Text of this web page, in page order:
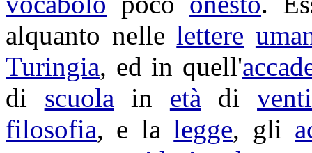
alquanto nellelettere
Turingia, ed in quell'
di scuola in età diventi
filosofia, e lalegge, gli